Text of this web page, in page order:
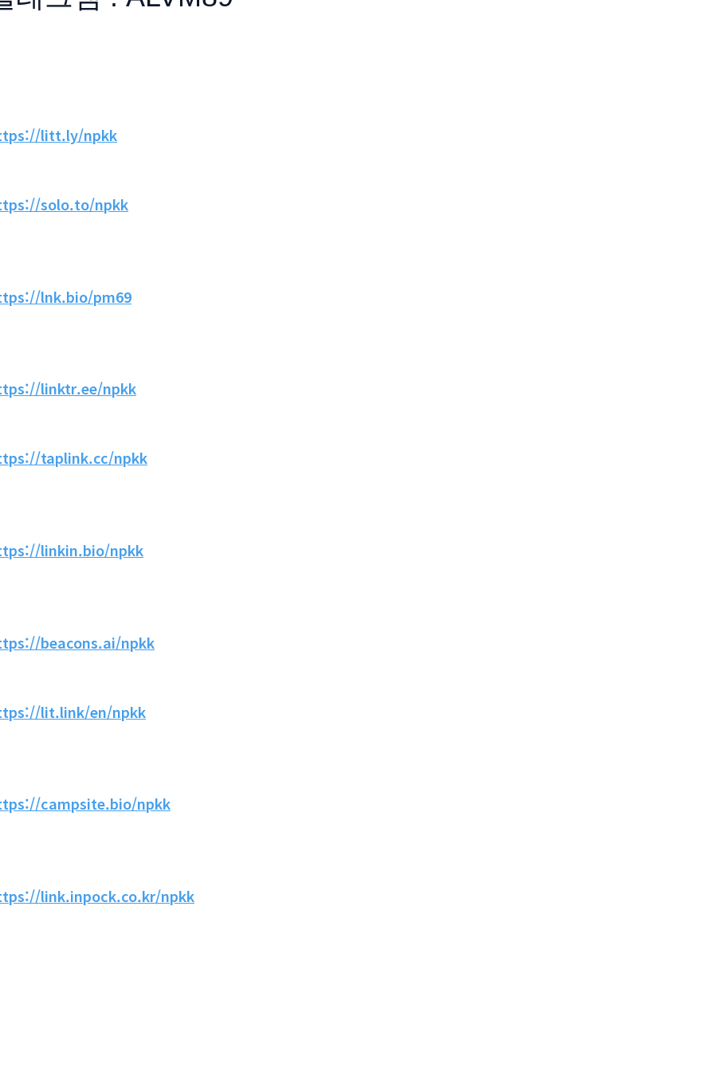
litt.ly/npkk
solo.to/npkk
lnk.bio/pm69
linktr.ee/npkk
taplink.cc/npkk
linkin.bio/npkk
beacons.ai/npkk
lit.link/en/npkk
campsite.bio/npkk
link.inpock.co.kr/npkk